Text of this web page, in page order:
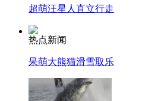
超萌汪星人直立行走
热点新闻
呆萌大熊猫滑雪取乐